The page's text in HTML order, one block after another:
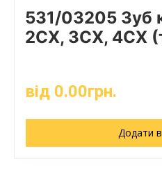
531/03205 Зуб
2CX, 3CX, 4CX
від 0.00грн.
Додати